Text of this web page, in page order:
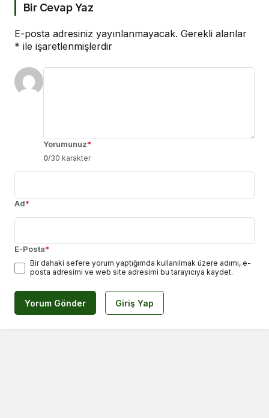
Bir Cevap Yaz
E-posta adresiniz yayınlanmayacak. Gerekli alanlar
* ile işaretlenmişlerdir
Yorumunuz*
0/30 karakter
Ad*
E-Posta*
Bir dahaki sefere yorum yaptığımda kullanılmak üzere adımı, e-
posta adresimi ve web site adresimi bu tarayıcıya kaydet.
Yorum Gönder Giriş Yap